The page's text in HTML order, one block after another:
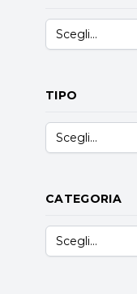
Scegli...
TIPO
Scegli...
CATEGORIA
Scegli...